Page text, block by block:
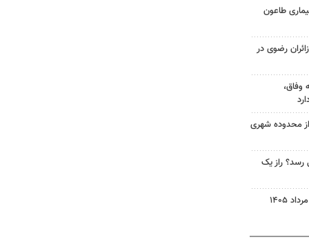
طاعون
رضوی در
وفاق،
محدوده شهری
راز یک